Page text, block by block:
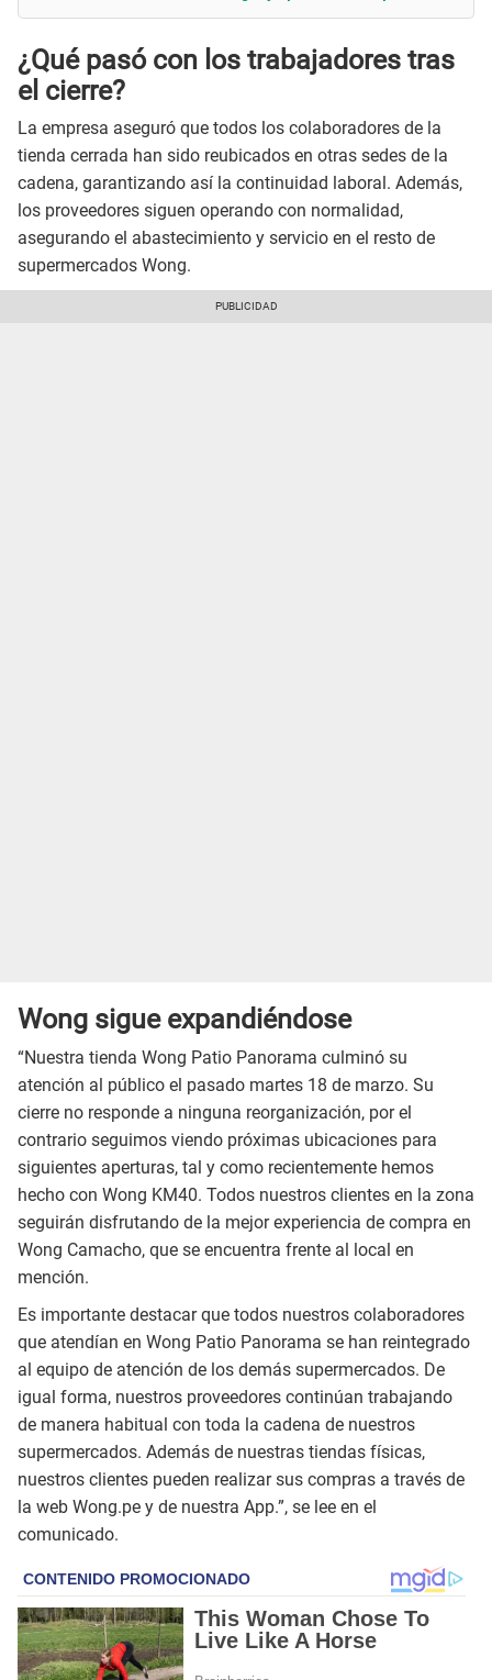
¿Qué pasó con los trabajadores tras
el cierre?
La empresa aseguró que todos los colaboradores de la
tienda cerrada han sido reubicados en otras sedes de la
cadena, garantizando así la continuidad laboral. Además,
los proveedores siguen operando con normalidad,
asegurando el abastecimiento y servicio en el resto de
supermercados Wong.
Wong sigue expandiéndose
“Nuestra tienda Wong Patio Panorama culminó su
atención al público el pasado martes 18 de marzo. Su
cierre no responde a ninguna reorganización, por el
contrario seguimos viendo próximas ubicaciones para
siguientes aperturas, tal y como recientemente hemos
hecho con Wong KM40. Todos nuestros clientes en la zona
seguirán disfrutando de la mejor experiencia de compra en
Wong Camacho, que se encuentra frente al local en
mención.
Es importante destacar que todos nuestros colaboradores
que atendían en Wong Patio Panorama se han reintegrado
al equipo de atención de los demás supermercados. De
igual forma, nuestros proveedores continúan trabajando
de manera habitual con toda la cadena de nuestros
supermercados. Además de nuestras tiendas físicas,
nuestros clientes pueden realizar sus compras a través de
la web Wong.pe y de nuestra App.”, se lee en el
comunicado.